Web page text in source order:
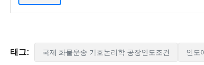
태그: 국제 화물운송 기호논리학 공장인도조건 인도